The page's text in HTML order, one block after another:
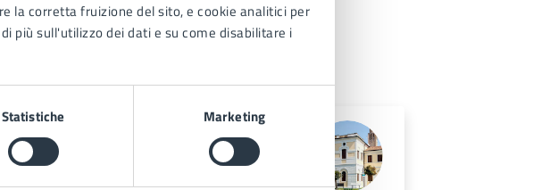
la corretta fruizione del sito, e cookie analitici per
più sull'utilizzo dei dati e su come disabilitare i
Statistiche Marketing